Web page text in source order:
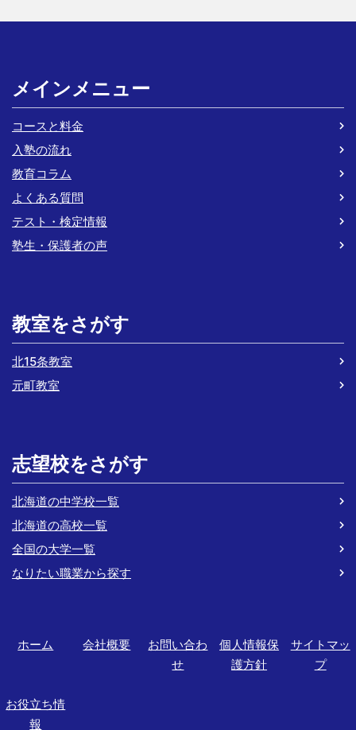
メインメニュー
コースと料金
入塾の流れ
教育コラム
よくある質問
テスト・検定情報
塾生・保護者の声
教室をさがす
北15条教室
元町教室
志望校をさがす
北海道の中学校一覧
北海道の高校一覧
全国の大学一覧
なりたい職業から探す
ホーム 会社概要
お問い合わ
せ
個人情報保
護方針
サイトマッ
プ
お役立ち情
報